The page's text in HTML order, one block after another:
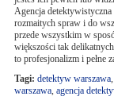
Agencja
rozmaitych spraw i do
przede wszystkim w
większości tak
to profesjonalizm i pełne
Tagi: detektyw warszawa,
warszawa, agencja